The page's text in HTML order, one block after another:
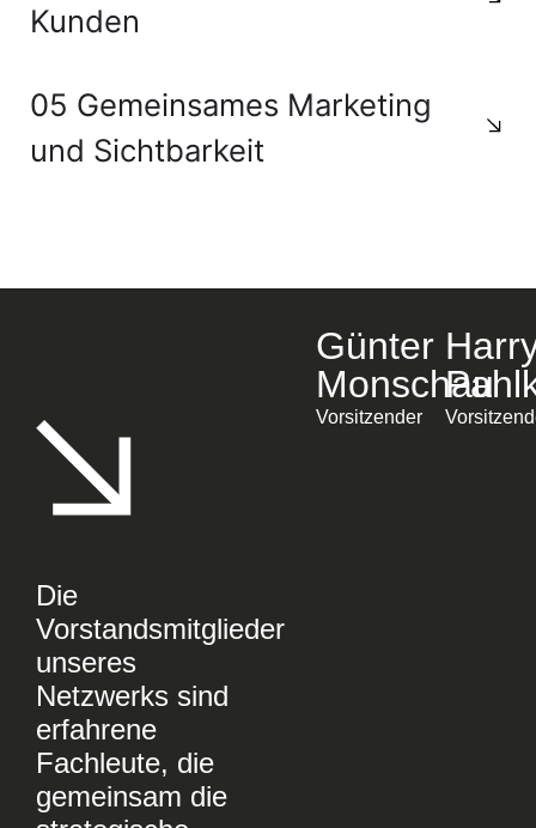
Kunden
05 Gemeinsames Marketing
und Sichtbarkeit
Die
Vorstandsmitglieder
unseres
Netzwerks sind
erfahrene
Fachleute, die
gemeinsam die
Günter
Monschau
Vorsitzender